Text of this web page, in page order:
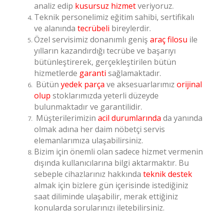
analiz edip kusursuz hizmetveriyoruz.
Teknik personelimiz eğitim sahibi, sertifikalı
ve alanında tecrübeli bireylerdir.
Özel servisimiz donanımlı geniş araç filosu ile
yılların kazandırdığı tecrübe ve başarıyı
bütünleştirerek, gerçekleştirilen bütün
hizmetlerde garanti sağlamaktadır.
Bütün yedek parça ve aksesuarlarımız orijinal
olup stoklarımızda yeterli düzeyde
bulunmaktadır ve garantilidir.
Müşterilerimizin acil durumlarında da yanında
olmak adına her daim nöbetçi servis
elemanlarımıza ulaşabilirsiniz.
Bizim için önemli olan sadece hizmet vermenin
dışında kullanıcılarına bilgi aktarmaktır. Bu
sebeple cihazlarınız hakkında teknik destek
almak için bizlere gün içerisinde istediğiniz
saat diliminde ulaşabilir, merak ettiğiniz
konularda sorularınızı iletebilirsiniz.